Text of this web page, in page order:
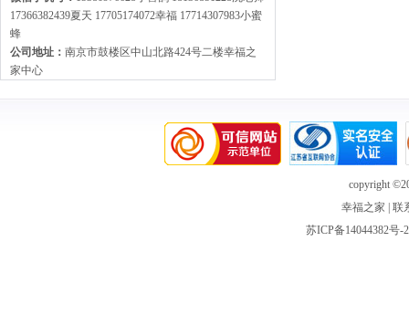
17366382439夏天 17705174072幸福 17714307983小蜜
蜂
公司地址： 南京市鼓楼区中山北路424号二楼幸福之
家中心
copyright
幸福之家
联
苏ICP备14044382号-2